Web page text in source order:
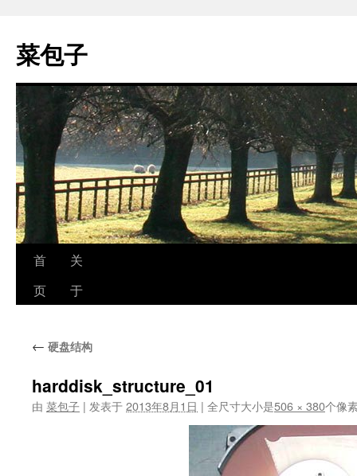
正
文
菜包子
首
页
关
于
← 硬盘结构
harddisk_structure_01
由 菜包子 | 发表于2013年8月1日 | 全尺寸大小是506 × 380个像